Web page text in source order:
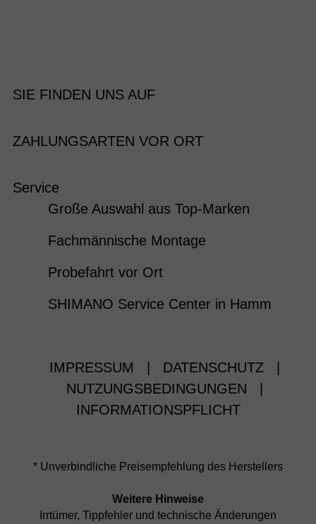
SIE FINDEN UNS AUF
ZAHLUNGSARTEN VOR ORT
Service
Große Auswahl aus Top-Marken
Fachmännische Montage
Probefahrt vor Ort
SHIMANO Service Center in Hamm
IMPRESSUM DATENSCHUTZ
NUTZUNGSBEDINGUNGEN
INFORMATIONSPFLICHT
* Unverbindliche Preisempfehlung des Herstellers
Weitere Hinweise
Irrtümer, Tippfehler und technische Änderungen